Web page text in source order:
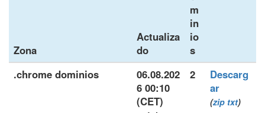
Zona
Actualiza
do
m
in
io
s
.chrome dominios
06.08.202
6 00:10
(CET)
2
Descarg
ar
(zip txt)